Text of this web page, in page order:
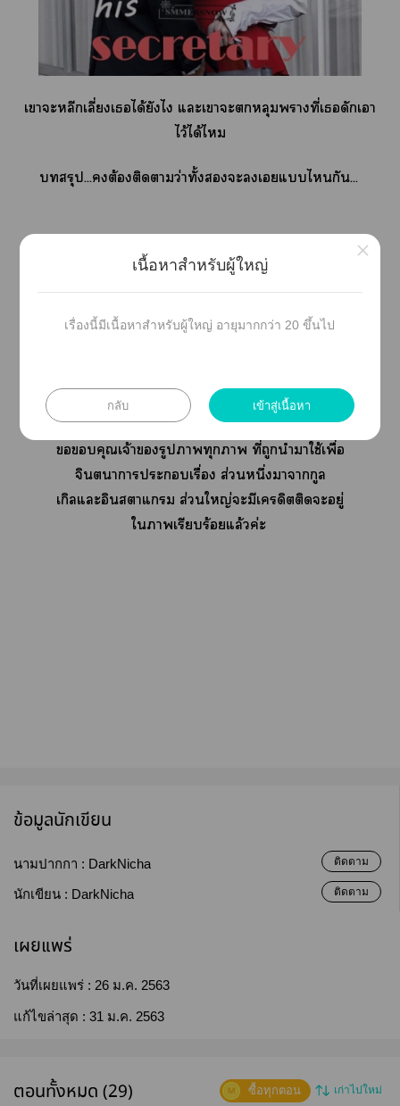
เาะหลีกเลี่ยงเได้ยังไ แะเาะหลุมพรางที่เดักเา
ไว้ได้ไ
สรุป...ต้องติดาว่าทั้งะเแไกัน...
🌸🌸🌸🌸🌸🌸🌸🌸🌸🌸🌸🌸
นิยายเรื่องนี้มีคำา nc+++
ใ ติ-กันด้วยะะ คุณที่เข้าาอ่านะะ
คุณเจ้ารูปาทุกา ที่ถูกนำาใช้เพื่อ
จินตนาการะเรื่อง ส่วนหนึ่งาากูล
เกิลแะอินาแ ส่วนใหญ่ะมีเครดิตติดะอยู่
ใาเรียบร้อยแล้วค่ะ
ข้อมูลนักเขียน
นามปากกา : DarkNicha ติดตาม
นักเขียน : DarkNicha ติดตาม
เผยแพร่
วันที่เผยแพร่ : 26 ม.ค. 2563
แก้ไขล่าสุด : 31 ม.ค. 2563
ตอนทั้งหมด (29) เก่าไปใหม่
ซื้อทุกตอน
เนื้อหาสำหรับผู้ใหญ่
เรื่องนี้มีเนื้อหาสำหรับผู้ใหญ่ อายุมากกว่า 20 ขึ้นไป
กลับ เข้าสู่เนื้อหา
×